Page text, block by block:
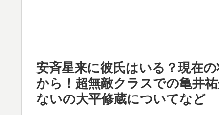
安斉星来に彼氏はいる？現在
から！超無敵クラスでの亀井
ないの大平修蔵についてなど